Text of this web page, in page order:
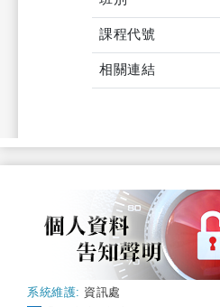
課程代號
相關連結
系統維護: 資訊處